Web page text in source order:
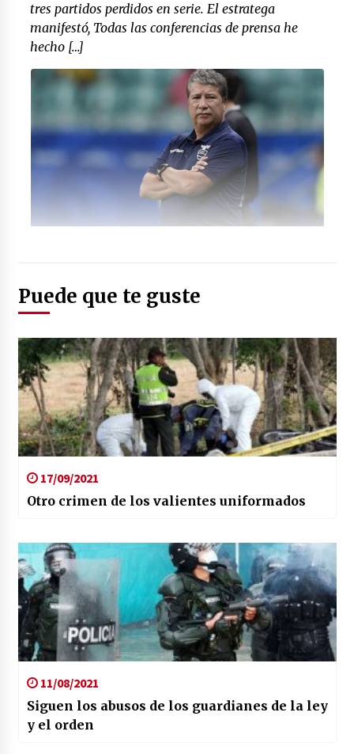
tres partidos perdidos en serie. El estratega
manifestó, Todas las conferencias de prensa he
hecho […]
Puede que te guste
17/09/2021
Otro crimen de los valientes uniformados
11/08/2021
Siguen los abusos de los guardianes de la ley
y el orden